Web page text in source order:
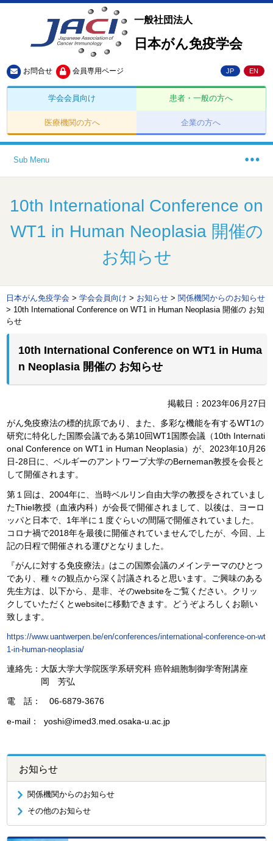
一般社団法人
日本がん免疫学会
お問合せ 会員専用ページ JP EN
学会会員向け 患者・一般の方へ
医療機関の方へ 企業の方へ
Sub Menu
10th International Conference on
WT1 in Human Neoplasia 開催の
お知らせ
日本がん免疫学会 >学会会員向け > お知らせ > 関係機関からのお知らせ
> 10th International Conference on WT1 in Human Neoplasia 開催の お知
らせ
10th International Conference on WT1 in Huma
n Neoplasia 開催の お知らせ
掲載日：2023年06月27日
がん免疫療法の標的抗原であり、また、多彩な機能を有するWT1の
研究に特化した国際会議である第10回WT1国際会議（10th Internati
onal Conference on WT1 in Human Neoplasia）が、2023年10月26
日-28日に、ベルギーのアントワープ大学のBerneman教授を会長と
して開催されます。
第１回は、2004年に、当時ベルリン自由大学の教授をされていまし
たThiel教授（血液内科）が会長で開催されまして、以後は、ヨーロ
ッパと日本で、1年半に１度ぐらいの間隔で開催されていました。
コロナ禍で2018年を最後に開催されていませんでしたが、今回、上
記の日程で開催される運びとなりました。
『がんに対する免疫療法』はこの国際会議のメインテーマのひとつ
であり、種々の観点から深く討議されると思います。ご興味のある
先生方は、以下から、是非、そのwebsiteをご覧ください。クリッ
クしていただくとwebsiteに移動できます。どうぞよろしくお願い
致します。
https://www.uantwerpen.be/en/conferences/international-conference-on-wt
1-in-human-neoplasia/
連絡先：大阪大学大学院医学系研究科 癌幹細胞制御学寄附講座
岡 芳弘
電 話： 06-6879-3676
e-mail： yoshi@imed3.med.osaka-u.ac.jp
お知らせ
関係機関からのお知らせ
その他のお知らせ